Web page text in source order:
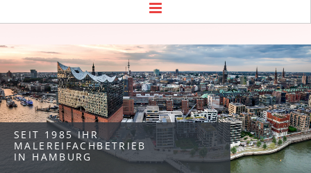
SEIT 1985 IHR
MALEREIFACHBETRIEB
IN HAMBURG